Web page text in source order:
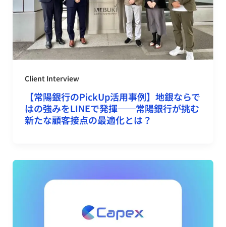
Client Interview
【常陽銀行のPickUp活用事例】地銀ならで
はの強みをLINEで発揮──常陽銀行が挑む
新たな顧客接点の最適化とは？